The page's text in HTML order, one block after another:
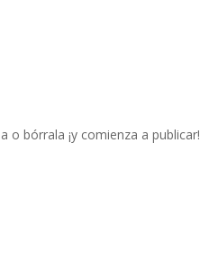
o bórrala ¡y comienza a publicar!